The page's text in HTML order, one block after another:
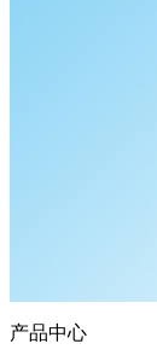
产品中心